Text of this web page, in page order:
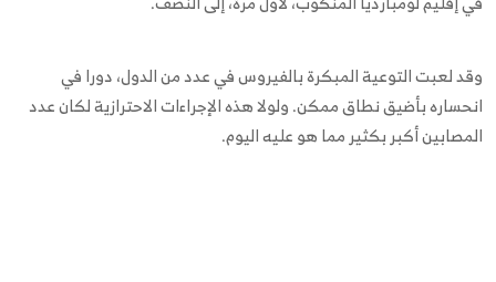
وقد لعبت التوعية المبكرة بالفيروس في عدد من الدول، دورا في
انحساره بأضيق نطاق ممكن. ولولا هذه الإجراءات الاحترازية لكان عدد
المصابين أكبر بكثير مما هو عليه اليوم.